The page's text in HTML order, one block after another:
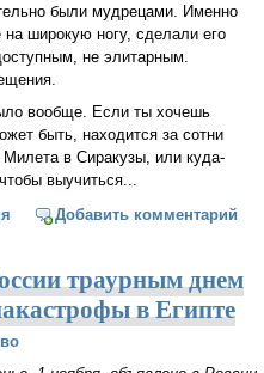
были мудрецами. Именно
на широкую ногу, сделали его
не элитарным.
вообще. Если ты хочешь
быть, находится за сотни
Милета в Сиракузы, или куда-
выучиться...
христианином до
Добавить комментарий
траурным днем
в Египте